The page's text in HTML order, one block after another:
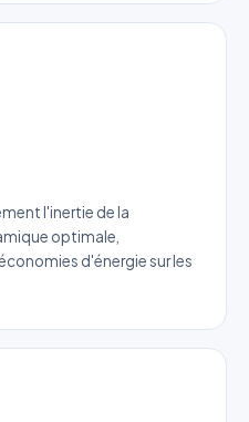
l'inertie de la
optimale,
d'énergie sur les